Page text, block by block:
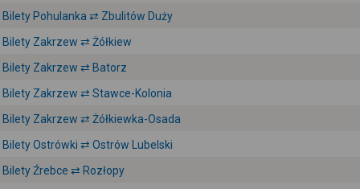
Bilety Pohulanka ⇄ Zbulitów Duży
Bilety Zakrzew ⇄ Żółkiew
Bilety Zakrzew ⇄ Batorz
Bilety Zakrzew ⇄ Stawce-Kolonia
Bilety Zakrzew ⇄ Żółkiewka-Osada
Bilety Ostrówki ⇄ Ostrów Lubelski
Bilety Źrebce ⇄ Rozłopy